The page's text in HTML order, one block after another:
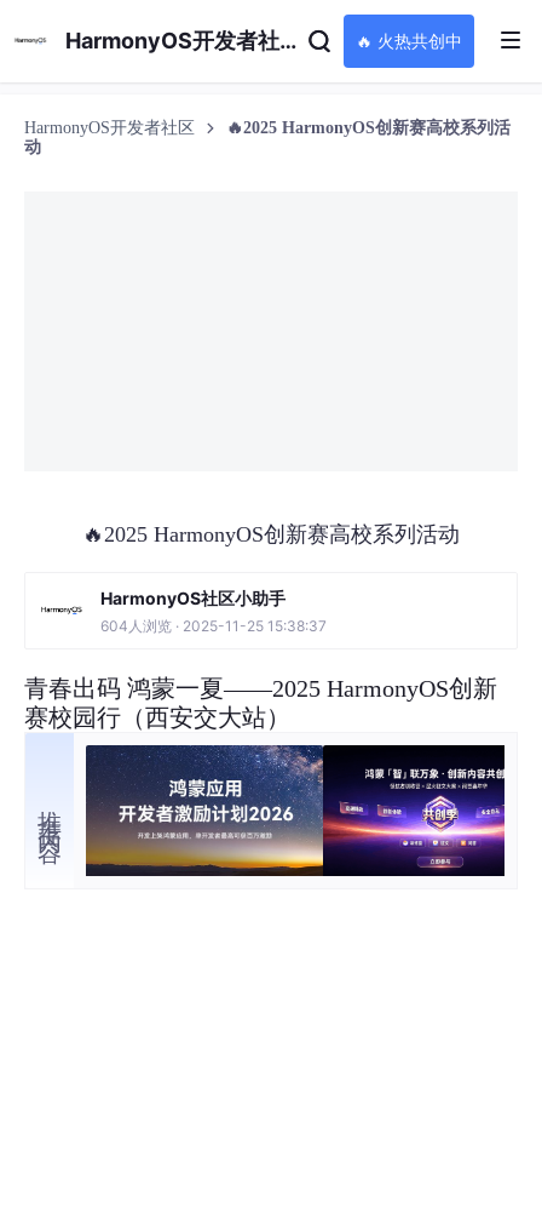
HarmonyOS开发者社区 🔥 火热共创中
HarmonyOS开发者社区
🔥2025 HarmonyOS创新赛高校系列活
动
🔥2025 HarmonyOS创新赛高校系列活动
HarmonyOS社区小助手
604人浏览 · 2025-11-25 15:38:37
青春出码 鸿蒙一夏——2025 HarmonyOS创新
赛校园行（西安交大站）
推荐内容